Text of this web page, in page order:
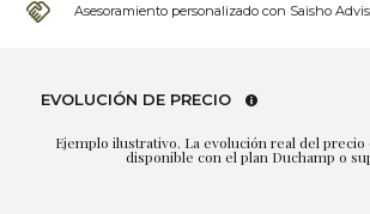
Asesoramiento personalizado con Saisho
EVOLUCIÓN DE PRECIO
Ejemplo ilustrativo. La evolución real del precio
disponible con el plan Duchamp o